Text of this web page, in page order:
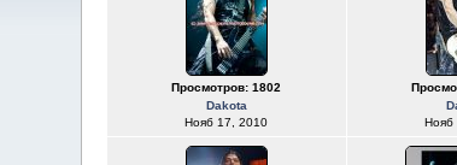
Просмотров: 1802
Dakota
Нояб 17, 2010
Нояб